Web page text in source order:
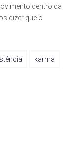
dentro da
dizer que o
karma